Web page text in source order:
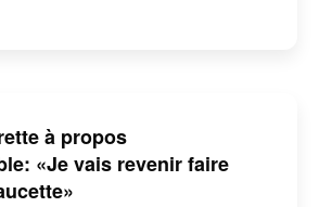
à propos
«Je vais revenir faire